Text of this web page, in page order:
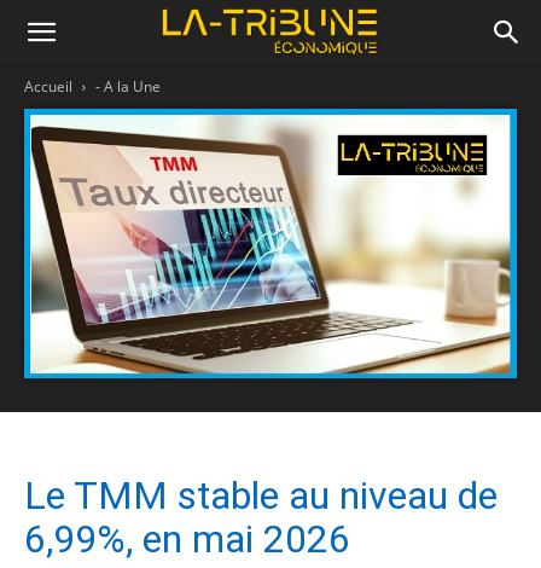
Accueil - A la Une
Le TMM stable au niveau de
6,99%, en mai 2026